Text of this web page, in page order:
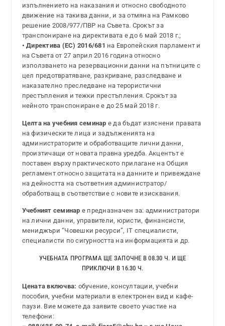
изпълнението на наказания и относно свободното
движение на такива данни, и за отмяна на Рамково
решение 2008/977/ПВР на Съвета. Срокът за
транспониране на директивата е до 6 май 2018 г.;
• Директива (ЕС) 2016/681 на Европейския парламент и
на Съвета от 27 април 2016 година относно
използването на резервационни данни на пътниците с
цел предотвратяване, разкриване, разследване и
наказателно преследване на терористични
престъпления и тежки престъпления. Срокът за
нейното транспониране е до 25 май 2018 г.
Целта на учебния семинар е да бъдат изяснени правата
на физическите лица и задълженията на
администраторите и обработващите лични данни,
произтичащи от новата правна уредба. Акцентът е
поставен върху практическото прилагане на Общия
регламент относно защитата на данните и привеждане
на дейността на съответния администратор/
обработващ в съответствие с новите изисквания.
Учебният семинар е предназначен за: администратори
на лични данни, управители, юристи, финансисти,
мениджъри “Човешки ресурси”, IT специалисти,
специалисти по сигурността на информацията и др.
УЧЕБНАТА ПРОГРАМА ЩЕ ЗАПОЧНЕ В 08.30 Ч. И ЩЕ
ПРИКЛЮЧИ В 16.30 Ч.
Цената включва: обучение, консултации, учебни
пособия, учебни материали в електронен вид и кафе-
паузи. Вие можете да заявите своето участие на
телефони: